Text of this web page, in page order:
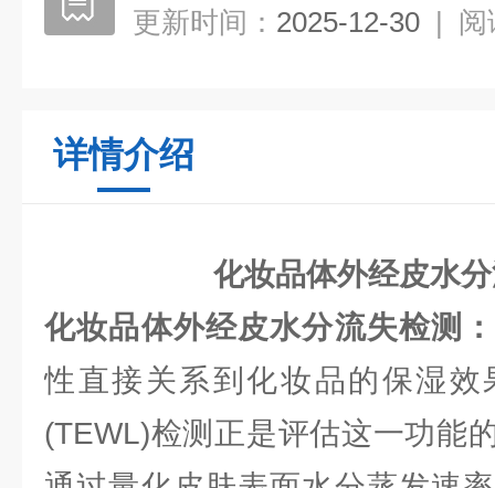
更新时间： 2025-12-30 | 阅
详情介绍
化妆品体外经皮水
化妆品体外经皮水分流失检测：
性直接关系到化妆品的保湿效
(TEWL)检测正是评估这一功能